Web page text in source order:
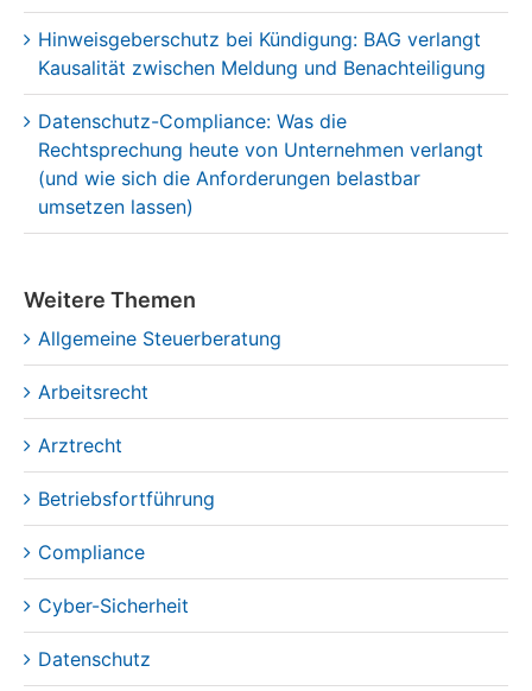
Hinweisgeberschutz bei Kündigung: BAG verlangt
Kausalität zwischen Meldung und Benachteiligung
Datenschutz-Compliance: Was die
Rechtsprechung heute von Unternehmen verlangt
(und wie sich die Anforderungen belastbar
umsetzen lassen)
Weitere Themen
Allgemeine Steuerberatung
Arbeitsrecht
Arztrecht
Betriebsfortführung
Compliance
Cyber-Sicherheit
Datenschutz